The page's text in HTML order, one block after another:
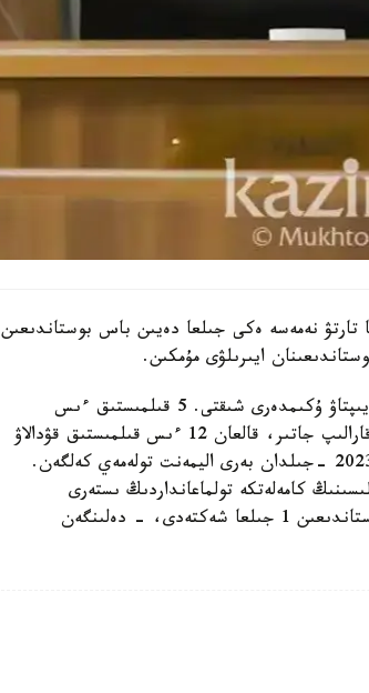
جۇمىسقا تارتۋ نەمەسە ەكى جىلعا دەيىن باس بوستاندىعىن
ايىرىلۋى مۇمكىن.
- اتالعان قىلمىستىق ىستەر بويىنشا 12 بورىشكەرگە قاتىستى ايىپتاۋ ۇكىمدەرى شىقتى. 5 قىلمىستىق ءىس
تاراپتاردىڭ تاتۋلاسۋىمەن توقتادى. 3 قىلمىستىق ءىس سوتتا قارالىپ جاتىر، قالعان 12 ءىس قىلمىستىق قۋدالاۋ
ورگاندارىنىڭ وندىرىسىندە. مىسالى، بورىشكەرلەردىڭ ءبىرى 2023 -جىلدان بەرى اليمەنت تولەمەي كەلگەن.
وبلىسىنىڭ كامەلەتكە تولماعانداردىڭ ىستەرى
جونىندەگى مامانداندىرىلعان اۋدانارالىق سوتى ونىڭ باس بوستاندىعىن 1 جىلعا شەكتەدى، - دەلىنگەن